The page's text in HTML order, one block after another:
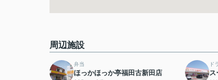
周辺施設
弁当
ほっかほっか亭福田古新田店
ド